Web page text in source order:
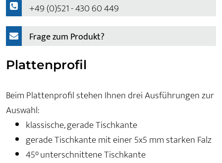
+49 (0)521 - 430 60 449
Frage zum Produkt?
Plattenprofil
Beim Plattenprofil stehen Ihnen drei Ausführungen zur
Auswahl:
klassische, gerade Tischkante
gerade Tischkante mit einer 5x5 mm starken Falz
45° unterschnittene Tischkante